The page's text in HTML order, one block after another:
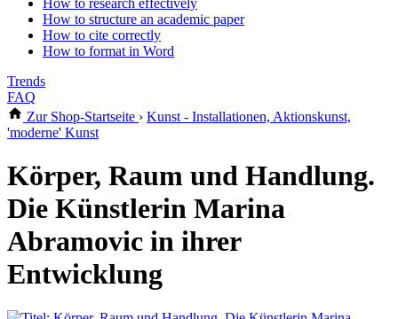
How to research effectively
How to structure an academic paper
How to cite correctly
How to format in Word
Trends
FAQ
Zur Shop-Startseite › Kunst - Installationen, Aktionskunst,
'moderne' Kunst
Körper, Raum und Handlung.
Die Künstlerin Marina
Abramovic in ihrer
Entwicklung